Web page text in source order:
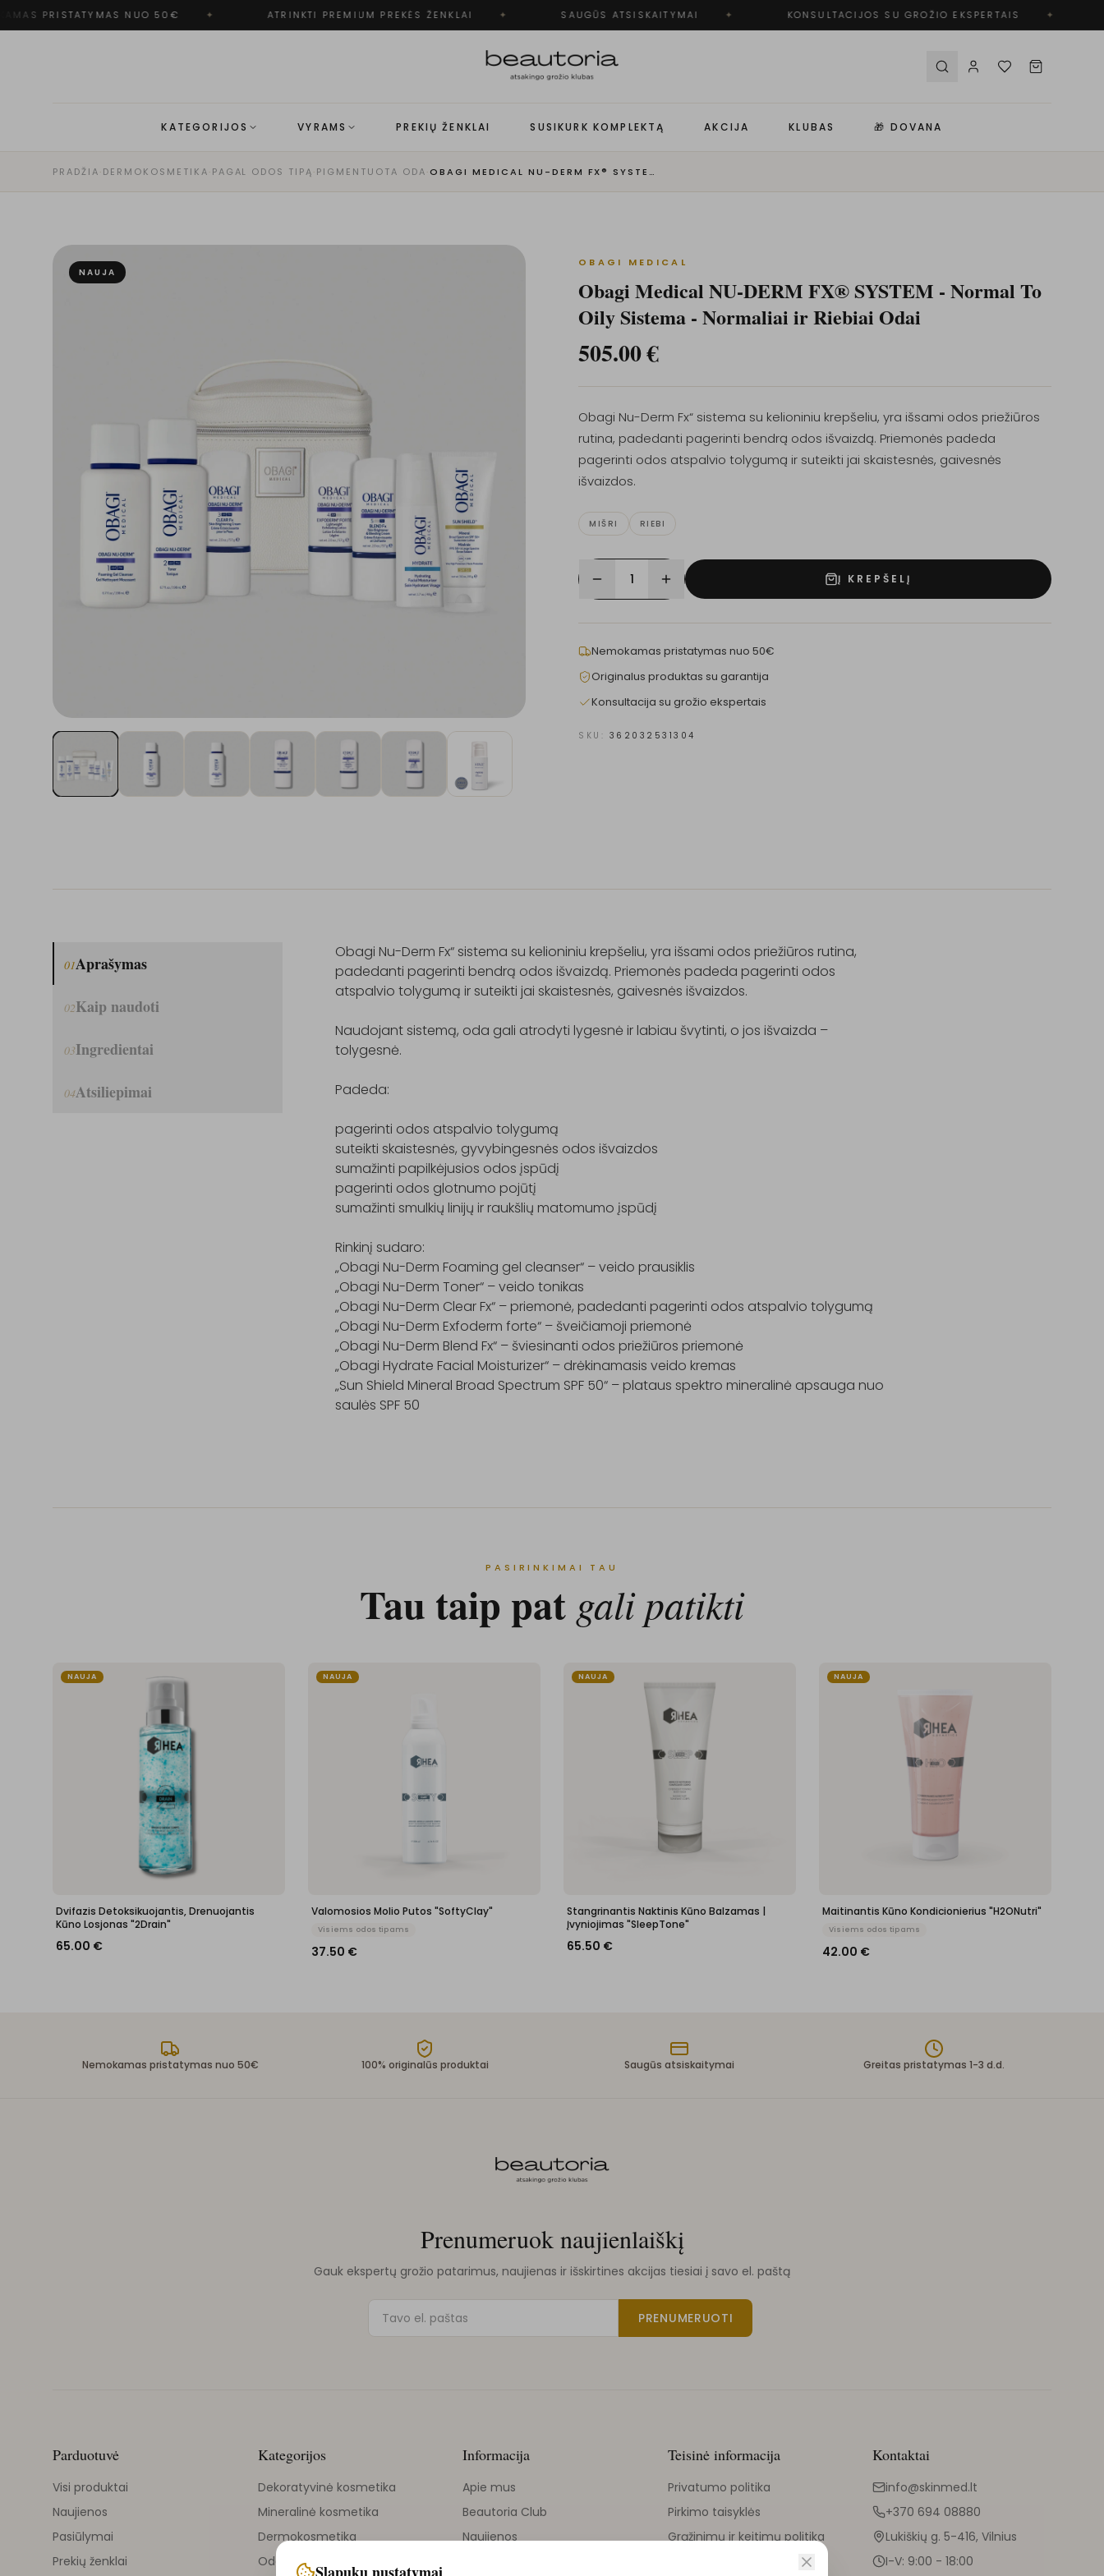
PRISTATYMAS NUO 50€ ATRINKTI PREMIUM PREKĖS ŽENKLAI SAUGŪS ATSISKAITYMAI KONSULTACIJOS SU GROŽIO EKSPERTAIS
KATEGORIJOS VYRAMS PREKIŲ ŽENKLAI SUSIKURK KOMPLEKTĄ AKCIJA KLUBAS 🎁 DOVANA
PRADŽIA·DERMOKOSMETIKA·PAGAL ODOS TIPĄ·PIGMENTUOTA ODA· OBAGI MEDICAL NU-DERM FX® SYSTEM - NORMAL TO OILY SISTEMA - NORMALIAI IR RIEBIAI ODAI
NAUJA
OBAGI MEDICAL
Obagi Medical NU-DERM FX® SYSTEM - Normal To
Oily Sistema - Normaliai ir Riebiai Odai
505.00€
Obagi Nu-Derm Fx“ sistema su kelioniniu krepšeliu, yra išsami odos priežiūros
rutina, padedanti pagerinti bendrą odos išvaizdą. Priemonės padeda
pagerinti odos atspalvio tolygumą ir suteikti jai skaistesnės, gaivesnės
išvaizdos.
MIŠRI RIEBI
1 Į KREPŠELĮ
Nemokamas pristatymas nuo 50€
Originalus produktas su garantija
Konsultacija su grožio ekspertais
SKU: 362032531304
01Aprašymas
02Kaip naudoti
03Ingredientai
04Atsiliepimai
Obagi Nu-Derm Fx“ sistema su kelioniniu krepšeliu, yra išsami odos priežiūros rutina,
padedanti pagerinti bendrą odos išvaizdą. Priemonės padeda pagerinti odos
atspalvio tolygumą ir suteikti jai skaistesnės, gaivesnės išvaizdos.
Naudojant sistemą, oda gali atrodyti lygesnė ir labiau švytinti, o jos išvaizda –
tolygesnė.
Padeda:
pagerinti odos atspalvio tolygumą
suteikti skaistesnės, gyvybingesnės odos išvaizdos
sumažinti papilkėjusios odos įspūdį
pagerinti odos glotnumo pojūtį
sumažinti smulkių linijų ir raukšlių matomumo įspūdį
Rinkinį sudaro:
„Obagi Nu-Derm Foaming gel cleanser“ – veido prausiklis
„Obagi Nu-Derm Toner“ – veido tonikas
„Obagi Nu-Derm Clear Fx“ – priemonė, padedanti pagerinti odos atspalvio tolygumą
„Obagi Nu-Derm Exfoderm forte“ – šveičiamoji priemonė
„Obagi Nu-Derm Blend Fx“ – šviesinanti odos priežiūros priemonė
„Obagi Hydrate Facial Moisturizer“ – drėkinamasis veido kremas
„Sun Shield Mineral Broad Spectrum SPF 50“ – plataus spektro mineralinė apsauga nuo
saulės SPF 50
PASIRINKIMAI TAU
Tau taip pat gali patikti
NAUJA
Dvifazis Detoksikuojantis, Drenuojantis
Kūno Losjonas "2Drain"
65.00 €
NAUJA
Valomosios Molio Putos "SoftyClay"
Visiems odos tipams
37.50 €
NAUJA
Stangrinantis Naktinis Kūno Balzamas |
Įvyniojimas "SleepTone"
65.50 €
NAUJA
Maitinantis Kūno Kondicionierius "H2ONutri"
Visiems odos tipams
42.00 €
Nemokamas pristatymas nuo 50€ 100% originalūs produktai Saugūs atsiskaitymai Greitas pristatymas 1-3 d.d.
Prenumeruok naujienlaiškį
Gauk ekspertų grožio patarimus, naujienas ir išskirtines akcijas tiesiai į savo el. paštą
PRENUMERUOTI
Parduotuvė
Visi produktai
Naujienos
Pasiūlymai
Prekių ženklai
Kategorijos
Dekoratyvinė kosmetika
Mineralinė kosmetika
Dermokosmetika
Odos priežiūra
Informacija
Apie mus
Beautoria Club
Naujienos
Teisinė informacija
Privatumo politika
Pirkimo taisyklės
Grąžinimų ir keitimų politika
Kontaktai
info@skinmed.lt
+370 694 08880
Lukiškių g. 5-416, Vilnius
I-V: 9:00 - 18:00